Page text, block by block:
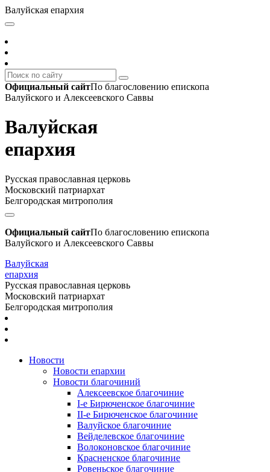
Валуйская епархия
Официальный сайтПо благословению епископа
Валуйского и Алексеевского Саввы
Валуйская
епархия
Русская православная церковь
Московский патриархат
Белгородская митрополия
Официальный сайтПо благословению епископа
Валуйского и Алексеевского Саввы
Валуйская
епархия
Русская православная церковь
Московский патриархат
Белгородская митрополия
Новости
Новости епархии
Новости благочиний
Алексеевское благочиние
I-е Бирюченское благочиние
II-е Бирюченское благочиние
Валуйское благочиние
Вейделевское благочиние
Волоконовское благочиние
Красненское благочиние
Ровеньское благочиние